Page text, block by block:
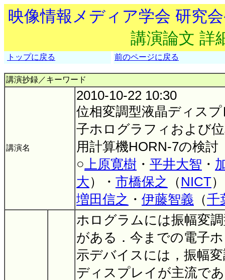
映像情報メディア学会 研究
講演論文 詳
トップに戻る 前のページに戻る
講演抄録／キーワード
講演名
2010-10-22 10:30
位相変調型液晶ディス
子ホログラフィおよび
用計算機HORN-7の検討
○ 上原寛樹 ・ 平井大智 ・
大）・ 市橋保之 （ NICT
増田信之 ・ 伊藤智義 （千
ホログラムには振幅変
がある．今までの電子
示デバイスには，振幅
ディスプレイが主流で